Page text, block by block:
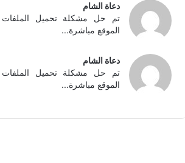
دعاة الشام
تم حل مشكلة تحميل
الموقع مباشرة...
دعاة الشام
تم حل مشكلة تحميل
الموقع مباشرة...